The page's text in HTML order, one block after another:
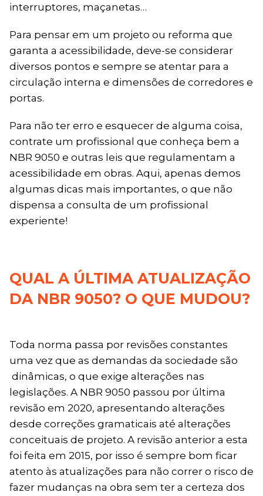
interruptores, maçanetas…
Para pensar em um projeto ou reforma que
garanta a acessibilidade, deve-se considerar
diversos pontos e sempre se atentar para a
circulação interna e dimensões de corredores e
portas.
Para não ter erro e esquecer de alguma coisa,
contrate um profissional que conheça bem a
NBR 9050 e outras leis que regulamentam a
acessibilidade em obras. Aqui, apenas demos
algumas dicas mais importantes, o que não
dispensa a consulta de um profissional
experiente!
QUAL A ÚLTIMA ATUALIZAÇÃO
DA NBR 9050? O QUE MUDOU?
Toda norma passa por revisões constantes
uma vez que as demandas da sociedade são
dinâmicas, o que exige alterações nas
legislações. A NBR 9050 passou por última
revisão em 2020, apresentando alterações
desde correções gramaticais até alterações
conceituais de projeto. A revisão anterior a esta
foi feita em 2015, por isso é sempre bom ficar
atento às atualizações para não correr o risco de
fazer mudanças na obra sem ter a certeza dos